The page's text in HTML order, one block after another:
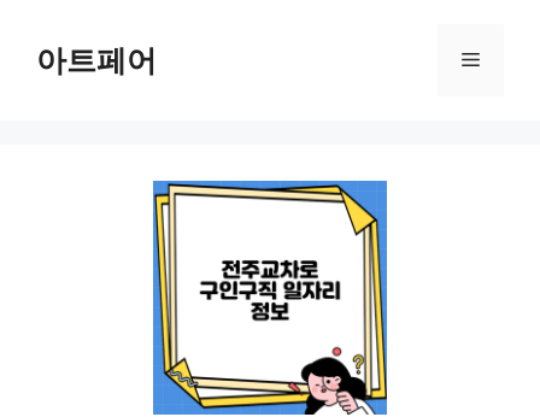
아트페어 메